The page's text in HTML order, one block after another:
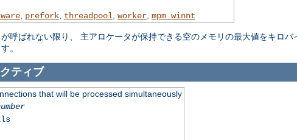
, prefork, threadpool worker, mpm_winnt
が呼ばれない限り、 主アロケータが保持できる空のメモリの最大値をキロ
。
ティブ
that will be processed simultaneously